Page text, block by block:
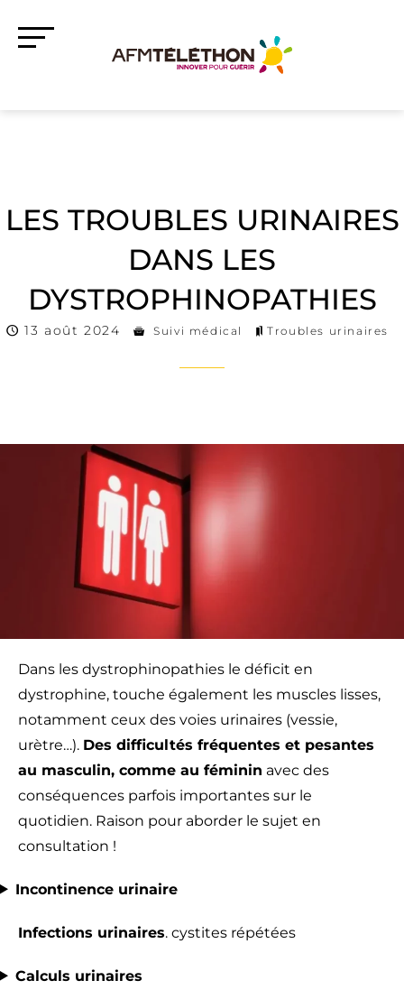
LES TROUBLES URINAIRES
DANS LES
DYSTROPHINOPATHIES
13 août 2024 Suivi médical Troubles urinaires
Dans les dystrophinopathies le déficit en
dystrophine, touche également les muscles lisses,
notamment ceux des voies urinaires (vessie,
urètre…). Des difficultés fréquentes et pesantes
au masculin, comme au féminin avec des
conséquences parfois importantes sur le
quotidien. Raison pour aborder le sujet en
consultation !
Incontinence urinaire
Infections urinaires. cystites répétées
Calculs urinaires